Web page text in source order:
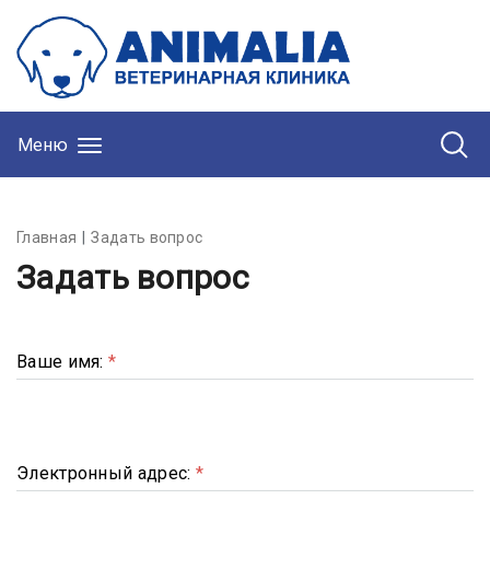
Меню
Главная Задать вопрос
Задать вопрос
Ваше имя: *
Электронный адрес: *